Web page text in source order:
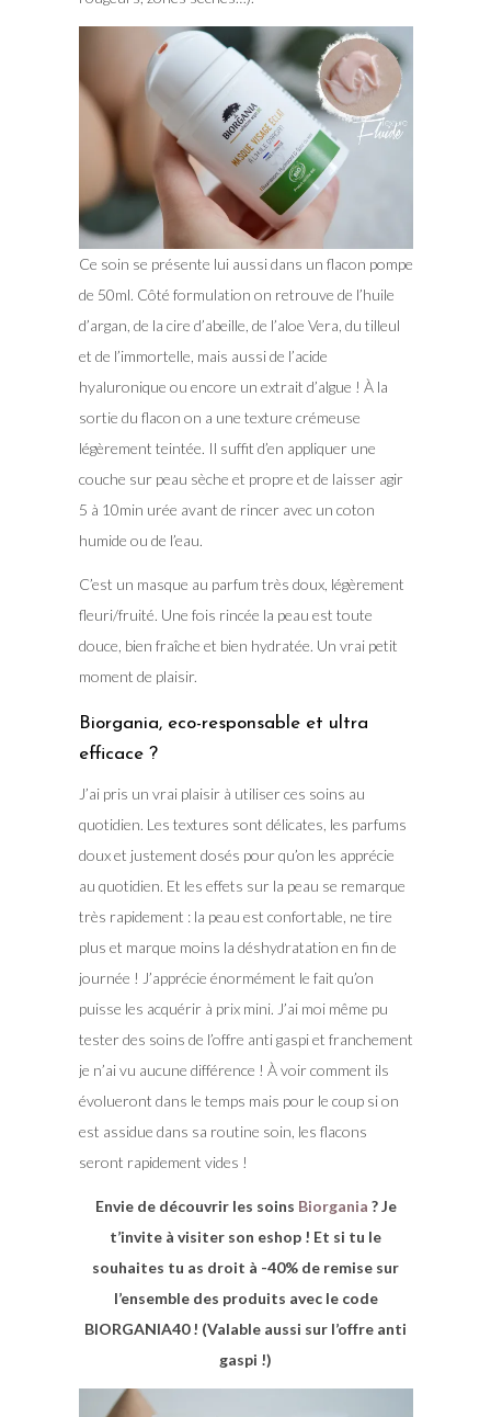
Ce soin se présente lui aussi dans un flacon pompe
de 50ml. Côté formulation on retrouve de l’huile
d’argan, de la cire d’abeille, de l’aloe Vera, du tilleul
et de l’immortelle, mais aussi de l’acide
hyaluronique ou encore un extrait d’algue ! À la
sortie du flacon on a une texture crémeuse
légèrement teintée. Il suffit d’en appliquer une
couche sur peau sèche et propre et de laisser agir
5 à 10min urée avant de rincer avec un coton
humide ou de l’eau.
C’est un masque au parfum très doux, légèrement
fleuri/fruité. Une fois rincée la peau est toute
douce, bien fraîche et bien hydratée. Un vrai petit
moment de plaisir.
Biorgania, eco-responsable et ultra
efficace ?
J’ai pris un vrai plaisir à utiliser ces soins au
quotidien. Les textures sont délicates, les parfums
doux et justement dosés pour qu’on les apprécie
au quotidien. Et les effets sur la peau se remarque
très rapidement : la peau est confortable, ne tire
plus et marque moins la déshydratation en fin de
journée ! J’apprécie énormément le fait qu’on
puisse les acquérir à prix mini. J’ai moi même pu
tester des soins de l’offre anti gaspi et franchement
je n’ai vu aucune différence ! À voir comment ils
évolueront dans le temps mais pour le coup si on
est assidue dans sa routine soin, les flacons
seront rapidement vides !
Envie de découvrir les soins Biorgania ? Je
t’invite à visiter son eshop ! Et si tu le
souhaites tu as droit à -40% de remise sur
l’ensemble des produits avec le code
BIORGANIA40 ! (Valable aussi sur l’offre anti
gaspi !)